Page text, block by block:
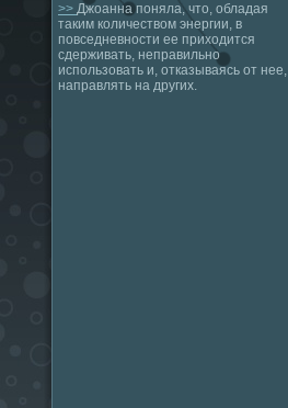
>> Джоанна поняла, что, обладая
таким количеством энергии, в
повседневности ее приходится
сдерживать, неправильно
использовать и, отказываясь от нее,
направлять на других.